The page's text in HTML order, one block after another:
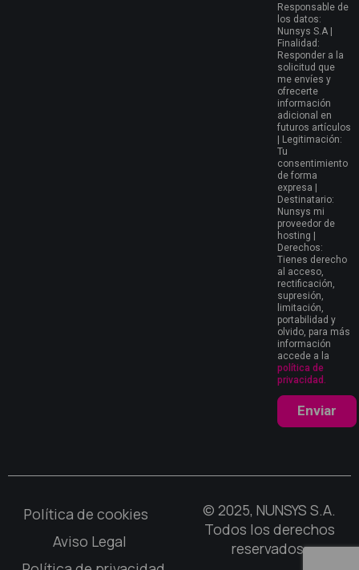
Responsable de
los datos:
Nunsys S.A |
Finalidad:
Responder a la
solicitud que
me envíes y
ofrecerte
información
adicional en
futuros artículos
| Legitimación:
Tu
consentimiento
de forma
expresa |
Destinatario:
Nunsys mi
proveedor de
hosting |
Derechos:
Tienes derecho
al acceso,
rectificación,
supresión,
limitación,
portabilidad y
olvido, para más
información
accede a la
política de
privacidad.
Enviar
© 2025, NUNSYS S.A.
Todos los derechos
reservados.
Política de cookies
Aviso Legal